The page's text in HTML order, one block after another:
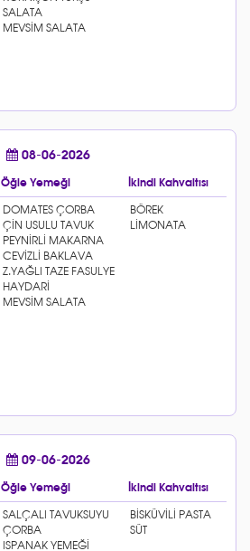
08-06-2026
Öğle Yemeği İkindi Kahvaltısı
09-06-2026
Öğle Yemeği İkindi Kahvaltısı